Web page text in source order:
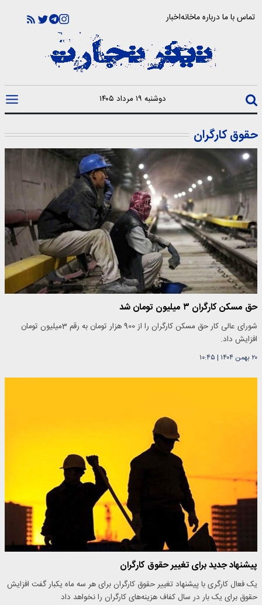
تماس با مادرباره ماخانهاخبار
دوشنبه ۱۹ مرداد ۱۴۰۵
حقوق کارگران
حق مسکن کارگران ۳ میلیون تومان شد
شورای عالی کار حق مسکن کارگران را از 900 هزار تومان به رقم 3میلیون تومان
افزایش داد.
۲۰ بهمن ۱۴۰۴ | ۱۰:۴۵
پیشنهاد جدید برای تغییر حقوق کارگران
​یک فعال کارگری با پیشنهاد تغییر حقوق کارگران برای هر سه ماه یکبار گفت افزایش
حقوق برای یک بار در سال کفاف هزینه‌های کارگران را نخواهد داد